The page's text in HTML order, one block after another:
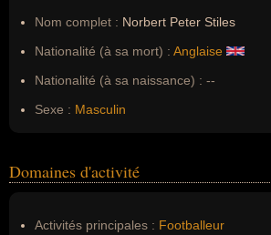
Nom complet : Norbert Peter Stiles
Nationalité (à sa mort) : Anglaise
Nationalité (à sa naissance) : --
Sexe : Masculin
Domaines d'activité
Activités principales : Footballeur